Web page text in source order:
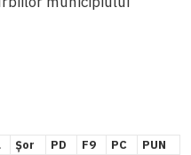
Șor PD F9 PC
PUN